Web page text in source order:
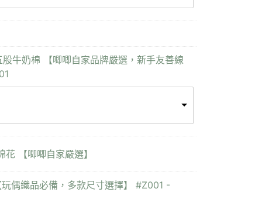
牛奶棉 【唧唧自家品牌嚴選，新手友善線
【唧唧自家嚴選】
偶織品必備，多款尺寸選擇】 #Z001 -